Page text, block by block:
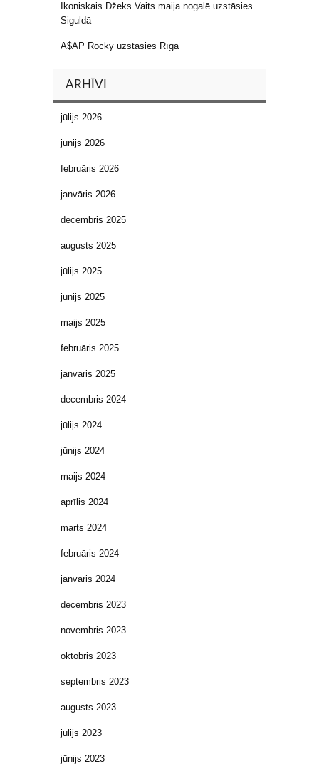
Ikoniskais Džeks Vaits maija nogalē uzstāsies
Siguldā
A$AP Rocky uzstāsies Rīgā
ARHĪVI
jūlijs 2026
jūnijs 2026
februāris 2026
janvāris 2026
decembris 2025
augusts 2025
jūlijs 2025
jūnijs 2025
maijs 2025
februāris 2025
janvāris 2025
decembris 2024
jūlijs 2024
jūnijs 2024
maijs 2024
aprīlis 2024
marts 2024
februāris 2024
janvāris 2024
decembris 2023
novembris 2023
oktobris 2023
septembris 2023
augusts 2023
jūlijs 2023
jūnijs 2023